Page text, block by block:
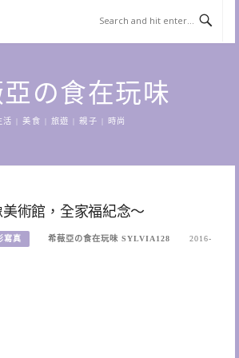
の食在玩味
活 | 美食 | 旅遊 | 親子 | 時尚
術館，全家福紀念～
寫真 希薇亞の食在玩味 SYLVIA128
2016-